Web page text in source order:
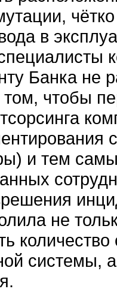
в
Банка не
чтобы
и тем
не
системы,